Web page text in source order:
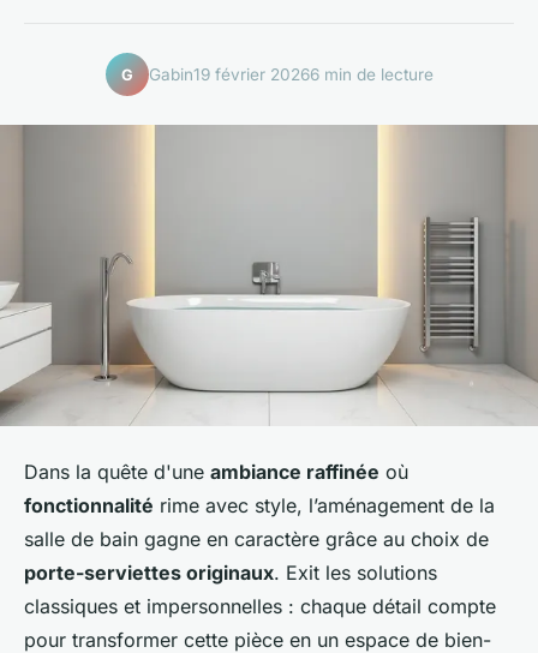
G Gabin19 février 20266 min de lecture
Dans la quête d'une ambiance raffinée où
fonctionnalité rime avec style, l’aménagement de la
salle de bain gagne en caractère grâce au choix de
porte-serviettes originaux. Exit les solutions
classiques et impersonnelles : chaque détail compte
pour transformer cette pièce en un espace de bien-